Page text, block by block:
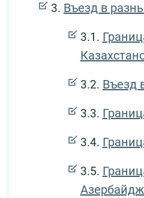
Въезд в
Въезд